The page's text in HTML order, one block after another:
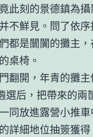
此刻的景德鎮為
不鮮見。問了依
都是闤闠的攤主
桌椅。
翻開，年青的攤
選后，把帶來的兩
同放進露營小推
詳細地位抽簽獲